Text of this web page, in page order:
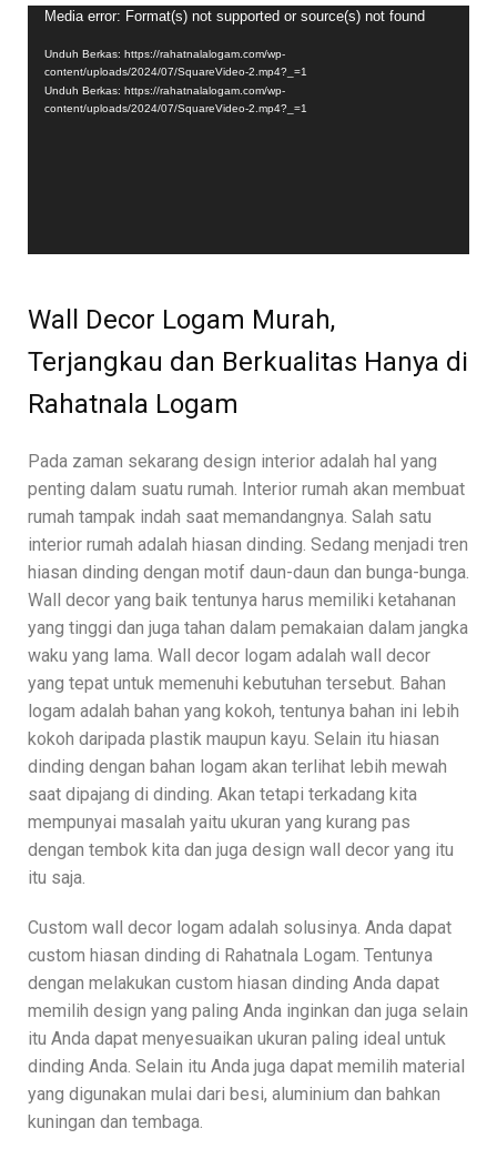
Pemutar
Video
Media error: Format(s) not supported or source(s) not found
Unduh Berkas: https://rahatnalalogam.com/wp-
content/uploads/2024/07/SquareVideo-2.mp4?_=1
Unduh Berkas: https://rahatnalalogam.com/wp-
content/uploads/2024/07/SquareVideo-2.mp4?_=1
Wall Decor Logam Murah,
Terjangkau dan Berkualitas Hanya di
Rahatnala Logam
Pada zaman sekarang design interior adalah hal yang
penting dalam suatu rumah. Interior rumah akan membuat
rumah tampak indah saat memandangnya. Salah satu
interior rumah adalah hiasan dinding. Sedang menjadi tren
hiasan dinding dengan motif daun-daun dan bunga-bunga.
Wall decor yang baik tentunya harus memiliki ketahanan
yang tinggi dan juga tahan dalam pemakaian dalam jangka
waku yang lama. Wall decor logam adalah wall decor
yang tepat untuk memenuhi kebutuhan tersebut. Bahan
logam adalah bahan yang kokoh, tentunya bahan ini lebih
kokoh daripada plastik maupun kayu. Selain itu hiasan
dinding dengan bahan logam akan terlihat lebih mewah
saat dipajang di dinding. Akan tetapi terkadang kita
mempunyai masalah yaitu ukuran yang kurang pas
dengan tembok kita dan juga design wall decor yang itu
itu saja.
Custom wall decor logam adalah solusinya. Anda dapat
custom hiasan dinding di Rahatnala Logam. Tentunya
dengan melakukan custom hiasan dinding Anda dapat
memilih design yang paling Anda inginkan dan juga selain
itu Anda dapat menyesuaikan ukuran paling ideal untuk
dinding Anda. Selain itu Anda juga dapat memilih material
yang digunakan mulai dari besi, aluminium dan bahkan
kuningan dan tembaga.